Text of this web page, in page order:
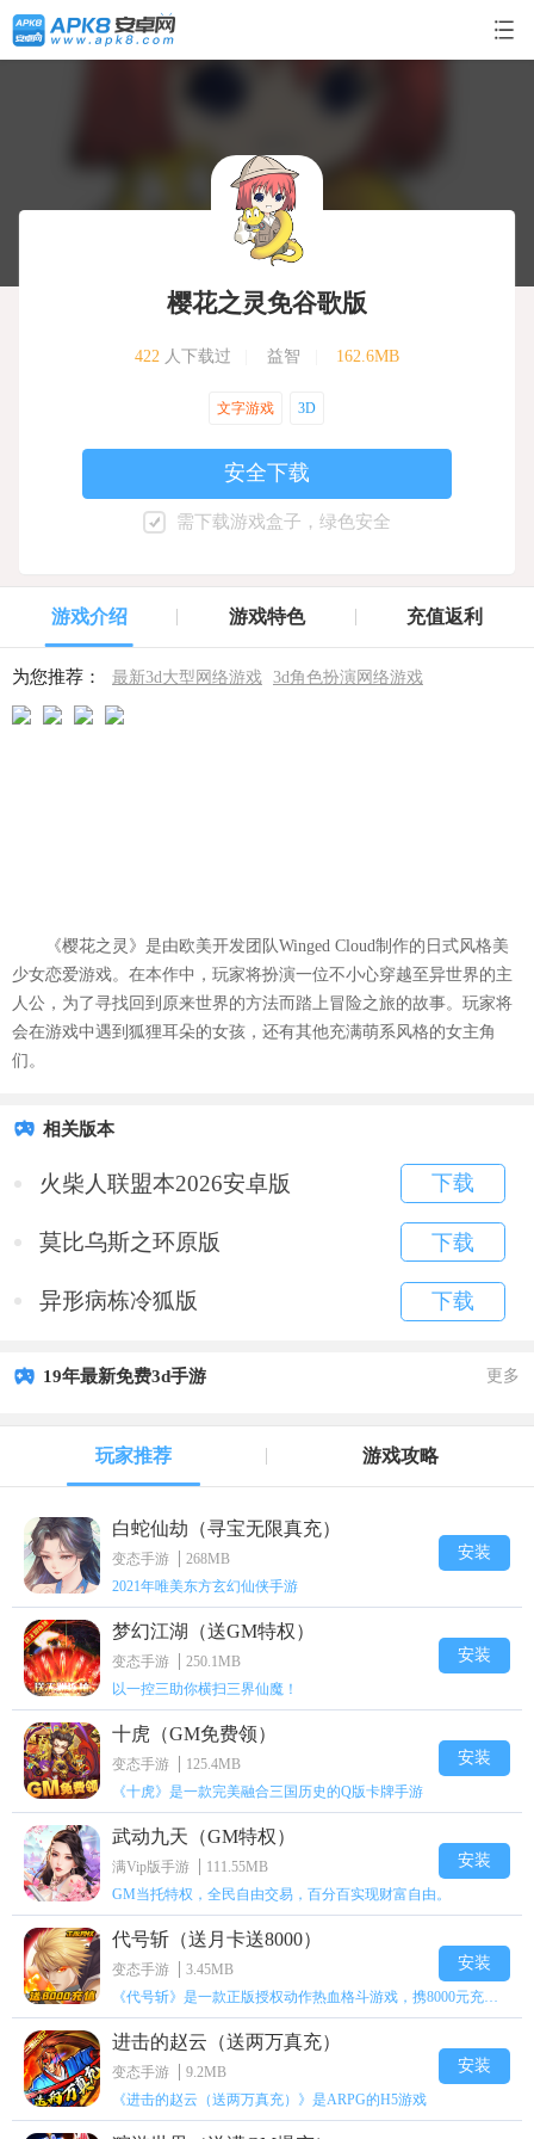
樱花之灵免谷歌版
422 人下载过 益智 162.6MB
文字游戏 3D
安全下载
需下载游戏盒子，绿色安全
游戏介绍 游戏特色 充值返利
为您推荐： 最新3d大型网络游戏 3d角色扮演网络游戏
《樱花之灵》是由欧美开发团队Winged Cloud制作的日式风格美
少女恋爱游戏。在本作中，玩家将扮演一位不小心穿越至异世界的主
人公，为了寻找回到原来世界的方法而踏上冒险之旅的故事。玩家将
会在游戏中遇到狐狸耳朵的女孩，还有其他充满萌系风格的女主角
们。
相关版本
火柴人联盟本2026安卓版 下载
莫比乌斯之环原版 下载
异形病栋冷狐版 下载
19年最新免费3d手游 更多
玩家推荐 游戏攻略
白蛇仙劫（寻宝无限真充）
变态手游
268MB
2021年唯美东方玄幻仙侠手游
安装
梦幻江湖（送GM特权）
变态手游
250.1MB
以一控三助你横扫三界仙魔！
安装
十虎（GM免费领）
变态手游
125.4MB
《十虎》是一款完美融合三国历史的Q版卡牌手游
安装
武动九天（GM特权）
满Vip版手游
111.55MB
GM当托特权，全民自由交易，百分百实现财富自由。
安装
代号斩（送月卡送8000）
变态手游
3.45MB
安装
进击的赵云（送两万真充）
变态手游
9.2MB
《进击的赵云（送两万真充）》是ARPG的H5游戏
安装